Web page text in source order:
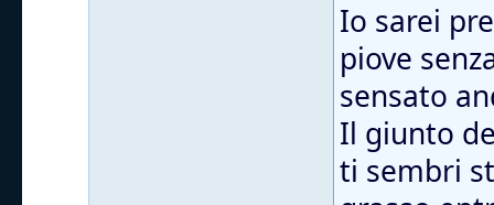
Io sarei
piove
sensato
Il giunto
ti sembri